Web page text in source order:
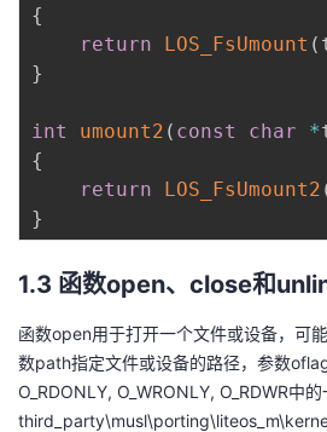
{
return
LOS_FsUmount (
}
int umount2 ( const char *
{
return
LOS_FsUmount2
}
1.3 函数open、close和
函数open用于打开一个文件或设备，可
数path指定文件或设备的路径，参数
O_RDONLY, O_WRONLY, O_RDWR中